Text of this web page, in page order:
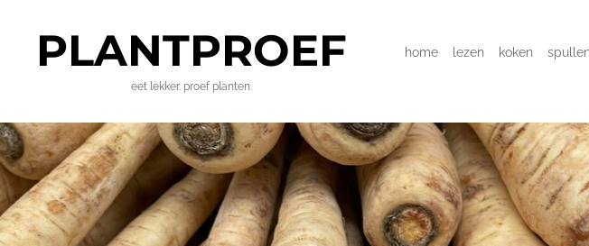
PLANTPROEF
eet lekker. proef planten.
home lezen koken